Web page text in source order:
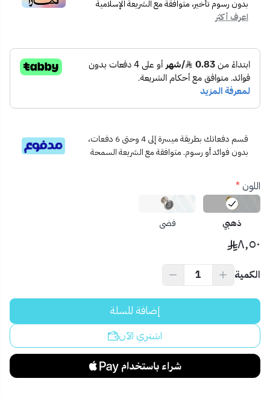
قطر العدسة: رؤية واضحة وعريضة
التركيب: تثبيت مباشر من الجهتين (الداخل والخارج)
💡 نصيحة احترافية:
لأفضل رؤية ليلية، يمكن تركيبإضاءة صغيرة أمام الباب لزيادة وضوح
الزوار ليلاً.
بدون رسوم تأخير، متوافقة مع الشريعة الإسلامية
اعرف أكثر
قسم دفعاتك بطريقة ميسرة إلى 4 وحتى 6 دفعات،
بدون فوائد أو رسوم. متوافقة مع الشريعة السمحة
اللون*
ذهبي فضي
٨٫٥٠
الكمية
إضافة للسلة
اشتري الآن